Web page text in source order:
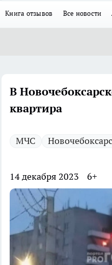
Книга отзывов Все новости
В
квартира
МЧС
14 декабря 2023 6+